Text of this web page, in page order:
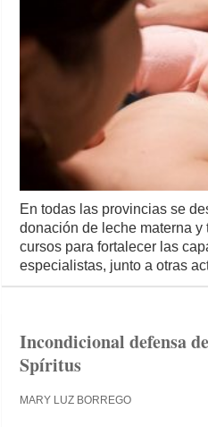
En todas las provincias se
donación de leche materna y
cursos para fortalecer las
especialistas, junto a otras
Incondicional defensa
Spíritus
MARY LUZ BORREGO